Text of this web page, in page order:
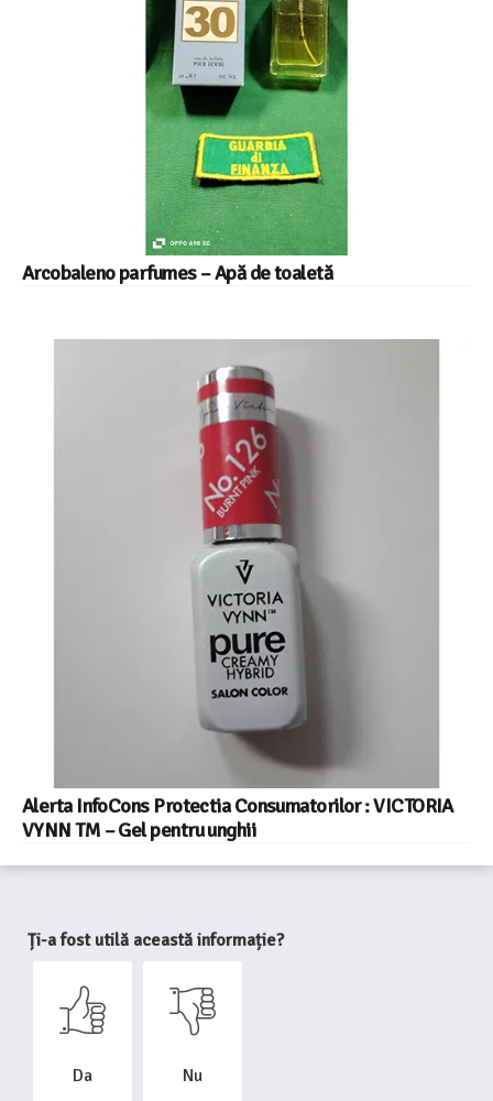
Arcobaleno parfumes – Apă de toaletă
Alerta InfoCons Protectia Consumatorilor : VICTORIA
VYNN TM – Gel pentru unghii
Ți-a fost utilă această informație?
Da Nu